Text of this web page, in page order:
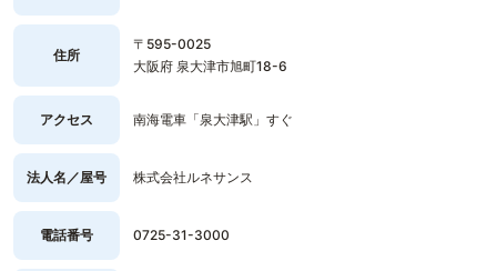
住所
〒595-0025
大阪府 泉大津市旭町18-6
アクセス 南海電車「泉大津駅」すぐ
法人名／屋号 株式会社ルネサンス
電話番号 0725-31-3000